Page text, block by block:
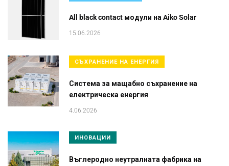
All black contact модули на Aiko Solar
15.06.2026
СЪХРАНЕНИЕ НА ЕНЕРГИЯ
Система за мащабно съхранение на
електрическа енергия
4.06.2026
ИНОВАЦИИ
Въглеродно неутралната фабрика на